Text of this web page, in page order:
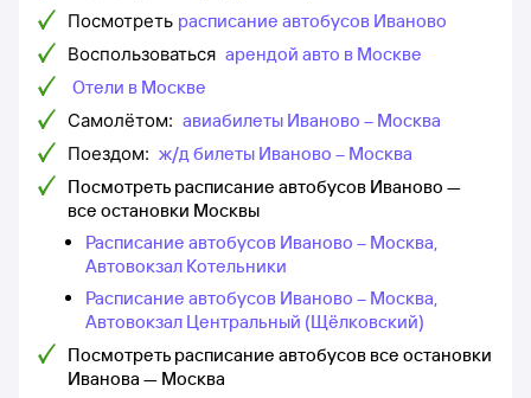
Посмотреть расписание автобусов Иваново
Воспользоваться арендой авто в Москве
Отели в Москве
Самолётом: авиабилеты Иваново – Москва
Поездом: ж/д билеты Иваново – Москва
Посмотреть расписание автобусов Иваново —
все остановки Москвы
Расписание автобусов Иваново – Москва,
Автовокзал Котельники
Расписание автобусов Иваново – Москва,
Автовокзал Центральный (Щёлковский)
Посмотреть расписание автобусов все остановки
Иванова — Москва